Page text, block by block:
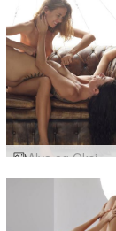
Alya og Oksi kvenkyns fantasíur